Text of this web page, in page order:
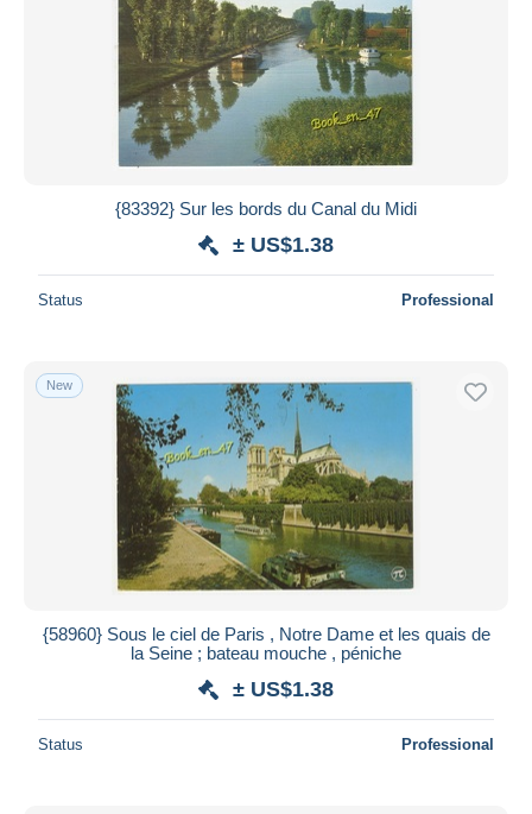
{83392} Sur les bords du Canal du Midi
± US$1.38
Status Professional
New
{58960} Sous le ciel de Paris , Notre Dame et les quais de
la Seine ; bateau mouche , péniche
± US$1.38
Status Professional